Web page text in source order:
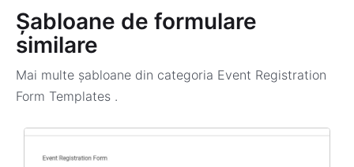
Șabloane de formulare
similare
Mai multe șabloane din categoria Event Registration
Form Templates .